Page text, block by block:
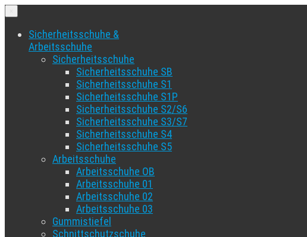
Sicherheitsschuhe &
Arbeitsschuhe
Sicherheitsschuhe
Sicherheitsschuhe SB
Sicherheitsschuhe S1
Sicherheitsschuhe S1P
Sicherheitsschuhe S2/S6
Sicherheitsschuhe S3/S7
Sicherheitsschuhe S4
Sicherheitsschuhe S5
Arbeitsschuhe
Arbeitsschuhe OB
Arbeitsschuhe 01
Arbeitsschuhe 02
Arbeitsschuhe 03
Gummistiefel
Schnittschutzschuhe